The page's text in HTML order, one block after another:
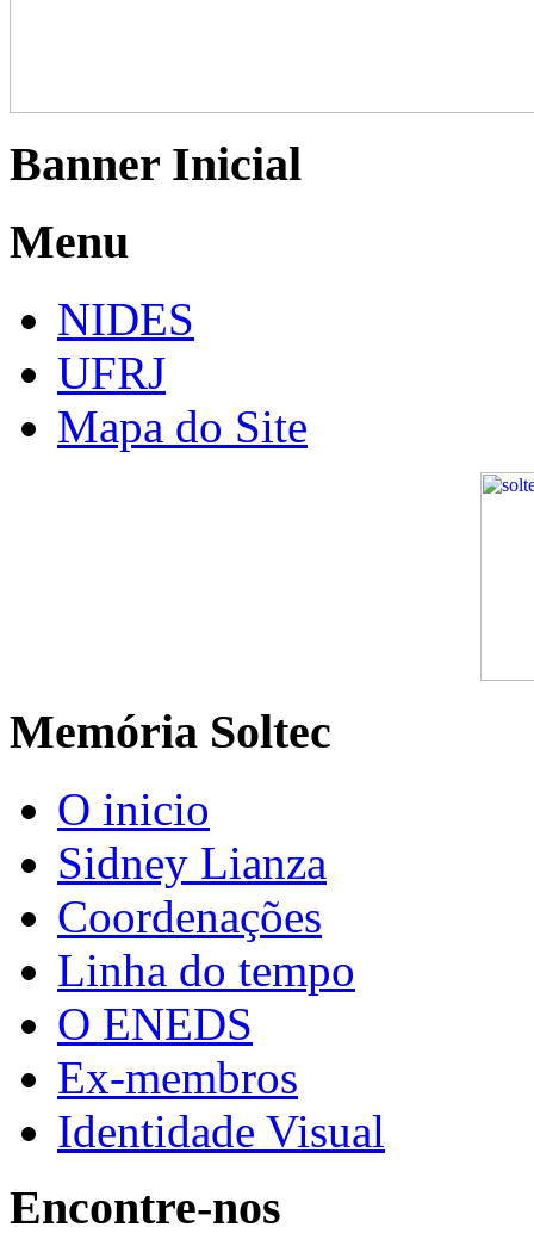
Banner Inicial
Menu
NIDES
UFRJ
Mapa do Site
Memória Soltec
O inicio
Sidney Lianza
Coordenações
Linha do tempo
O ENEDS
Ex-membros
Identidade Visual
Encontre-nos